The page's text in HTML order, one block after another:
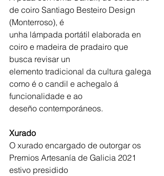
de coiro Santiago Besteiro Design
(Monterroso), é
unha lámpada portátil elaborada en
coiro e madeira de pradairo que
busca revisar un
elemento tradicional da cultura galega
como é o candil e achegalo á
funcionalidade e ao
deseño contemporáneos.
Xurado
O xurado encargado de outorgar os
Premios Artesanía de Galicia 2021
estivo presidido